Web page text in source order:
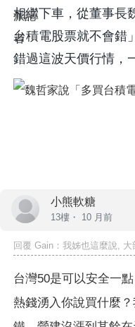
相繼下車，從董事長
台積電股票就不會錯
錯過這波天價行情，
小熊軟糖
13樓・ 10 月前
回覆 Gain：我姊也這麼說,
台灣50是可以安全一
熱錢湧入你說買什麼